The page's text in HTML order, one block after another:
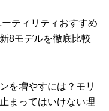
ティリティおすすめ
8モデルを徹底比較
を増やすには？モリ
まってはいけない理